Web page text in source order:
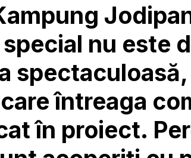
nu este
întreaga
în proiect.